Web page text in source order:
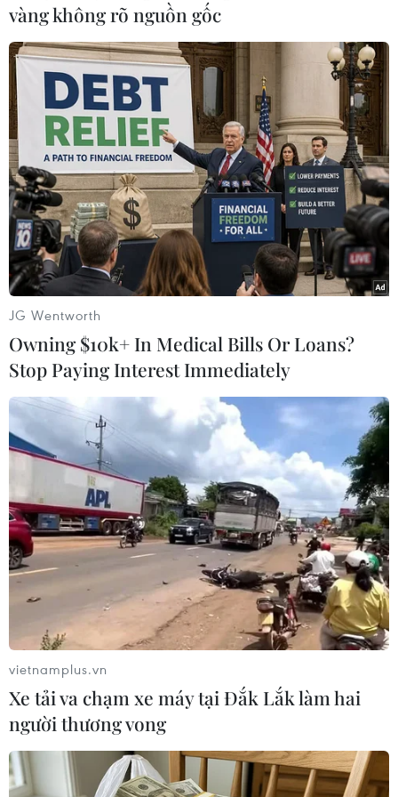
thuế với du khách quốc tế
tại 5 điểm đến
Việc triển khai loại thuế này sẽ
được xác định dựa trên kết quả
đánh giá trên 3 khía cạnh, bao
gồm khả năng tiếp cận, tiện nghi
và điểm tham quan.
(TTXVN/Vietnam+)
#Đảo Bali #Du lịch Indonesia
#Du khách nước ngoài
#Bảo tồn văn hóa
#Thu thuế Indonesia
Theo dõi VietnamPlus
vàng không rõ nguồn gốc
JG Wentworth
Owning $10k+ In Medical Bills Or Loans?
Stop Paying Interest Immediately
vietnamplus.vn
Xe tải va chạm xe máy tại Đắk Lắk làm hai
người thương vong